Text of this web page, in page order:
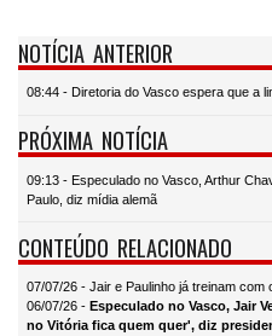
NOTÍCIA ANTERIOR
08:44 - Diretoria do Vasco espera que a
PRÓXIMA NOTÍCIA
09:13 - Especulado no Vasco, Arthur
Paulo, diz mídia alemã
CONTEÚDO RELACIONADO
07/07/26 - Jair e Paulinho já treinam
06/07/26 - Especulado no Vasco, Jair
no Vitória fica quem quer', diz